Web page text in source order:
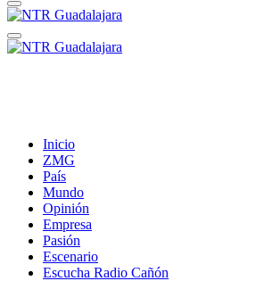
Inicio
ZMG
País
Mundo
Opinión
Empresa
Pasión
Escenario
Escucha Radio Cañón